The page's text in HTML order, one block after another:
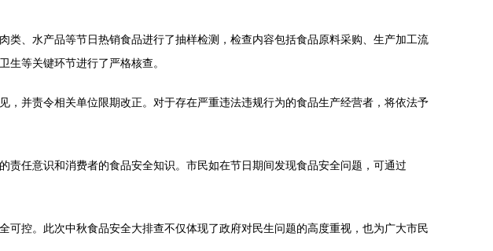
、水产品等节日热销食品进行了抽样检测，检查内容包括食品原料采购、生产加工流
等关键环节进行了严格核查。
并责令相关单位限期改正。对于存在严重违法违规行为的食品生产经营者，将依法予
任意识和消费者的食品安全知识。市民如在节日期间发现食品安全问题，可通过
控。此次中秋食品安全大排查不仅体现了政府对民生问题的高度重视，也为广大市民